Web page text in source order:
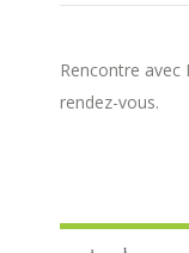
Rencontre
rendez-vous.